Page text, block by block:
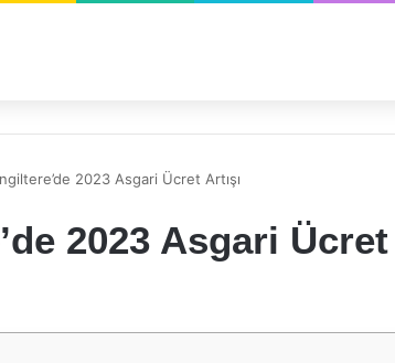
2023 Asgari Ücret Artışı
2023 Asgari Ücret